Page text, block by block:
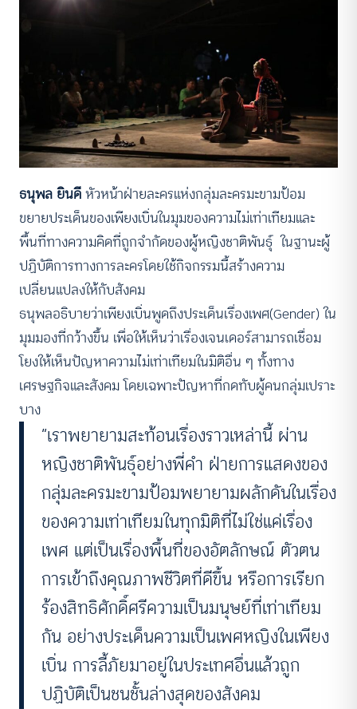
ธนุพล ยินดีหัวหน้าฝ่ายละครแห่งกลุ่มละครมะขามป้อม
ขยายประเด็นของเพียงเบิ่นในมุมของความไม่เท่าเทียมและ
พื้นที่ทางความคิดที่ถูกจำกัดของผู้หญิงชาติพันธุ์ ในฐานะผู้
ปฏิบัติการทางการละครโดยใช้กิจกรรมนี้สร้างความ
เปลี่ยนแปลงให้กับสังคม
ธนุพลอธิบายว่าเพียงเบิ่นพูดถึงประเด็นเรื่องเพศ(Gender) ใน
มุมมองที่กว้างขึ้น เพื่อให้เห็นว่าเรื่องเจนเดอร์สามารถเชื่อม
โยงให้เห็นปัญหาความไม่เท่าเทียมในมิติอื่น ๆ ทั้งทาง
เศรษฐกิจและสังคม โดยเฉพาะปัญหาที่กดทับผู้คนกลุ่มเปราะ
บาง
“เราพยายามสะท้อนเรื่องราวเหล่านี้ ผ่าน
หญิงชาติพันธุ์อย่างพี่คำ ฝ่ายการแสดงของ
กลุ่มละครมะขามป้อมพยายามผลักดันในเรื่อง
ของความเท่าเทียมในทุกมิติที่ไม่ใช่แค่เรื่อง
เพศ แต่เป็นเรื่องพื้นที่ของอัตลักษณ์ ตัวตน
การเข้าถึงคุณภาพชีวิตที่ดีขึ้น หรือการเรียก
ร้องสิทธิศักดิ์ศรีความเป็นมนุษย์ที่เท่าเทียม
กัน อย่างประเด็นความเป็นเพศหญิงในเพียง
เบิ่น การลี้ภัยมาอยู่ในประเทศอื่นแล้วถูก
ปฏิบัติเป็นชนชั้นล่างสุดของสังคม